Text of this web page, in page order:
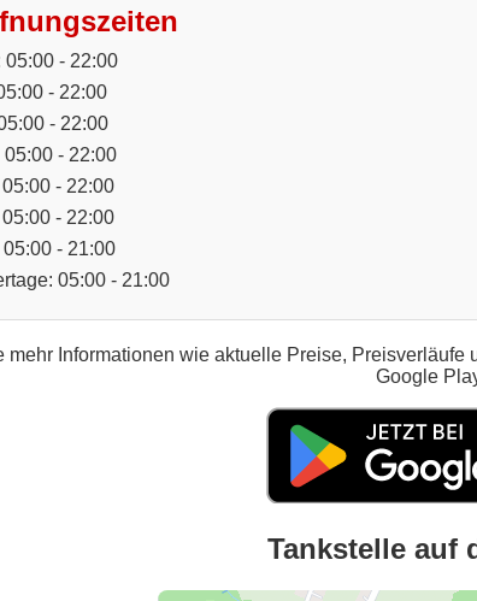
05:00 - 22:00
- 22:00
- 22:00
05:00 - 22:00
05:00 - 22:00
- 22:00
05:00 - 21:00
05:00 - 21:00
mehr Informationen wie aktuelle Preise,
Google
Tankstelle auf